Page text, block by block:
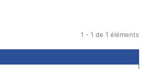
1 - 1 de 1 éléments